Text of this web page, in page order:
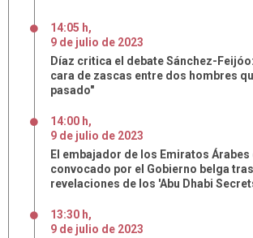
14:05 h,
9 de julio de 2023
Díaz critica el debate Sánchez-
cara de zascas entre dos hombres
pasado"
14:00 h,
9 de julio de 2023
El embajador de los Emiratos Árabes
convocado por el Gobierno belga
revelaciones de los 'Abu Dhabi
13:30 h,
9 de julio de 2023